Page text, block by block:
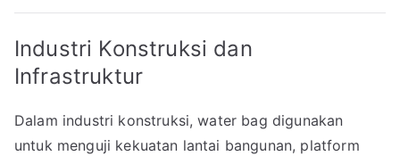
Industri Konstruksi dan
Infrastruktur
Dalam industri konstruksi, water bag digunakan
untuk menguji kekuatan lantai bangunan, platform